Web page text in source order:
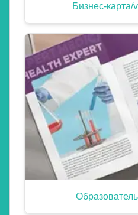
Бизнес-карта/